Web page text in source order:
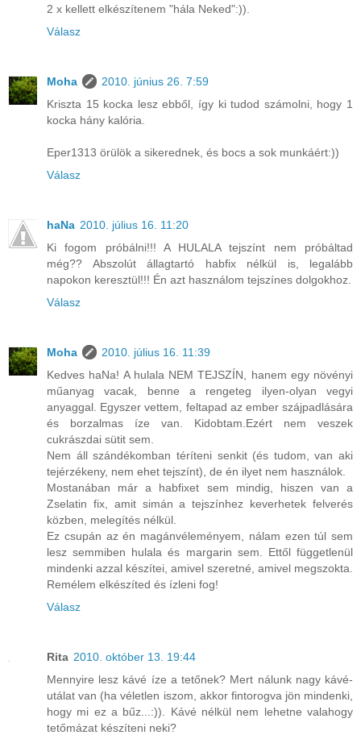
2 x kellett elkészítenem "hála Neked":)).
Válasz
Moha
2010. június 26. 7:59
Kriszta 15 kocka lesz ebből, így ki tudod számolni, hogy 1
kocka hány kalória.
Eper1313 örülök a sikerednek, és bocs a sok munkáért:))
Válasz
haNa 2010. július 16. 11:20
Ki fogom próbálni!!! A HULALA tejszínt nem próbáltad
még?? Abszolút állagtartó habfix nélkül is, legalább
napokon keresztül!!! Én azt használom tejszínes dolgokhoz.
Válasz
Moha
2010. július 16. 11:39
Kedves haNa! A hulala NEM TEJSZÍN, hanem egy növényi
műanyag vacak, benne a rengeteg ilyen-olyan vegyi
anyaggal. Egyszer vettem, feltapad az ember szájpadlására
és borzalmas íze van. Kidobtam.Ezért nem veszek
cukrászdai sütit sem.
Nem áll szándékomban téríteni senkit (és tudom, van aki
tejérzékeny, nem ehet tejszínt), de én ilyet nem használok.
Mostanában már a habfixet sem mindig, hiszen van a
Zselatin fix, amit simán a tejszínhez keverhetek felverés
közben, melegítés nélkül.
Ez csupán az én magánvéleményem, nálam ezen túl sem
lesz semmiben hulala és margarin sem. Ettől függetlenül
mindenki azzal készítei, amivel szeretné, amivel megszokta.
Remélem elkészíted és ízleni fog!
Válasz
Rita 2010. október 13. 19:44
Mennyire lesz kávé íze a tetőnek? Mert nálunk nagy kávé-
utálat van (ha véletlen iszom, akkor fintorogva jön mindenki,
hogy mi ez a bűz...:)). Kávé nélkül nem lehetne valahogy
tetőmázat készíteni neki?